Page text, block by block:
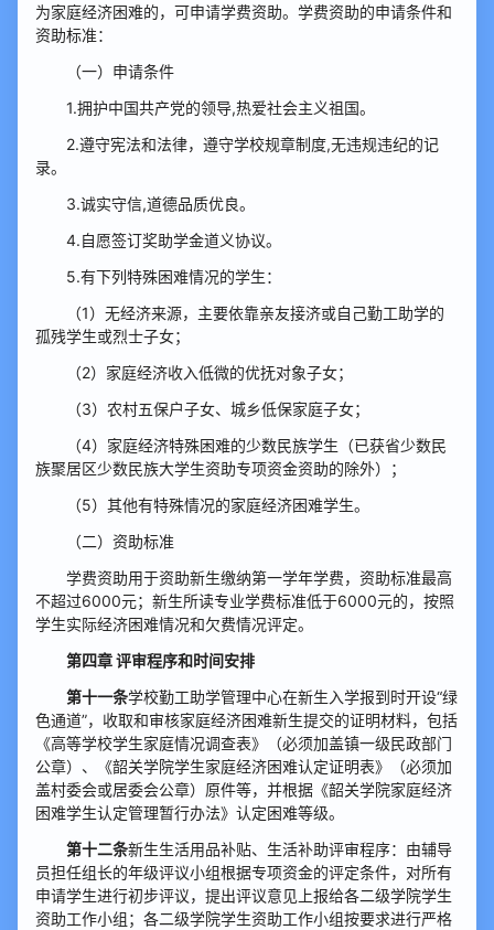
为家庭经济困难的，可申请学费资助。学费资助的申请条件和
资助标准：
（一）申请条件
1.拥护中国共产党的领导,热爱社会主义祖国。
2.遵守宪法和法律，遵守学校规章制度,无违规违纪的记
录。
3.诚实守信,道德品质优良。
4.自愿签订奖助学金道义协议。
5.有下列特殊困难情况的学生：
（1）无经济来源，主要依靠亲友接济或自己勤工助学的
孤残学生或烈士子女；
（2）家庭经济收入低微的优抚对象子女；
（3）农村五保户子女、城乡低保家庭子女；
（4）家庭经济特殊困难的少数民族学生（已获省少数民
族聚居区少数民族大学生资助专项资金资助的除外）；
（5）其他有特殊情况的家庭经济困难学生。
（二）资助标准
学费资助用于资助新生缴纳第一学年学费，资助标准最高
不超过6000元；新生所读专业学费标准低于6000元的，按照
学生实际经济困难情况和欠费情况评定。
第四章 评审程序和时间安排
第十一条学校勤工助学管理中心在新生入学报到时开设“绿
色通道”，收取和审核家庭经济困难新生提交的证明材料，包括
《高等学校学生家庭情况调查表》（必须加盖镇一级民政部门
公章）、《韶关学院学生家庭经济困难认定证明表》（必须加
盖村委会或居委会公章）原件等，并根据《韶关学院家庭经济
困难学生认定管理暂行办法》认定困难等级。
第十二条新生生活用品补贴、生活补助评审程序：由辅导
员担任组长的年级评议小组根据专项资金的评定条件，对所有
申请学生进行初步评议，提出评议意见上报给各二级学院学生
资助工作小组；各二级学院学生资助工作小组按要求进行严格